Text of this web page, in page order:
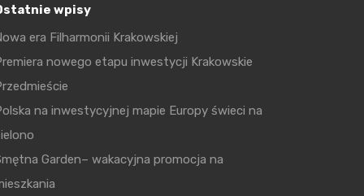
wpisy
era Filharmonii Krakowskiej
nowego etapu inwestycji Krakowskie
na inwestycyjnej mapie Europy świeci na
Garden– wakacyjna promocja na